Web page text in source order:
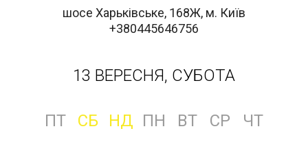
шосе Харьківське, 168Ж, м. Київ
+380445646756
13 ВЕРЕСНЯ, СУБОТА
ПТ СБ НД ПН ВТ СР
ЧТ